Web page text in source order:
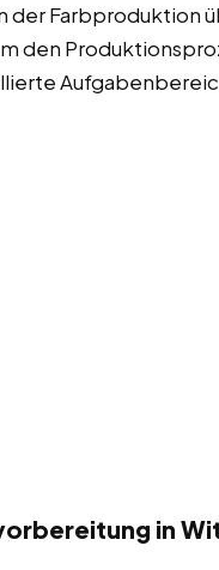
der Farbproduktion
den
in